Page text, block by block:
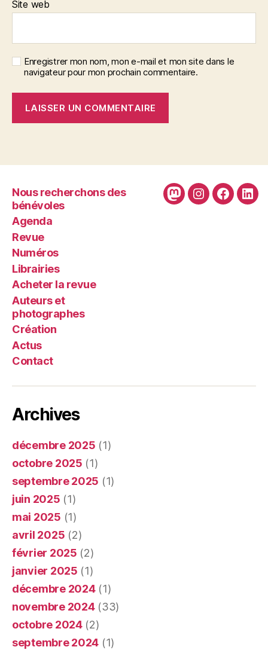
Site web
Enregistrer mon nom, mon e-mail et mon site dans le
navigateur pour mon prochain commentaire.
Nous recherchons des
bénévoles
Agenda
Revue
Numéros
Librairies
Acheter la revue
Auteurs et
photographes
Création
Actus
Contact
MastodonInstagram
Archives
décembre 2025 (1)
octobre 2025 (1)
septembre 2025 (1)
juin 2025 (1)
mai 2025 (1)
avril 2025 (2)
février 2025 (2)
janvier 2025 (1)
décembre 2024(1)
novembre 2024(33)
octobre 2024(2)
septembre 2024 (1)